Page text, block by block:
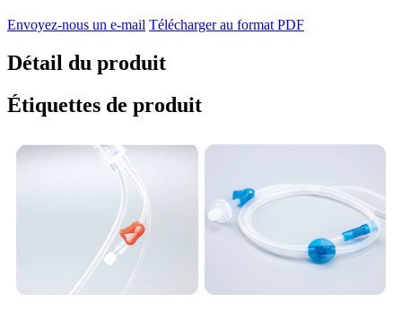
Envoyez-nous un e-mail Télécharger au format PDF
Détail du produit
Étiquettes de produit